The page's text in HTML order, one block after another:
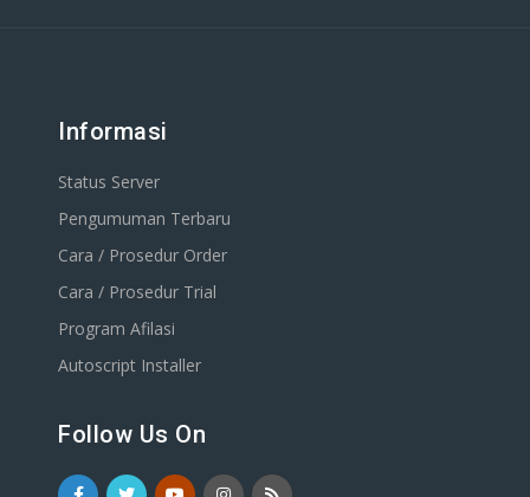
Informasi
Status Server
Pengumuman Terbaru
Cara / Prosedur Order
Cara / Prosedur Trial
Program Afilasi
Autoscript Installer
Follow Us On